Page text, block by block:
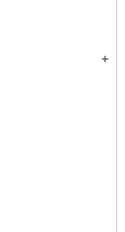
add